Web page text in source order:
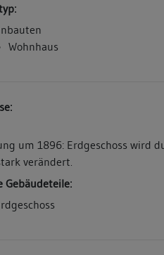
Wohnhaus
um 1896: Erdgeschoss wird
verändert.
Gebäudeteile: